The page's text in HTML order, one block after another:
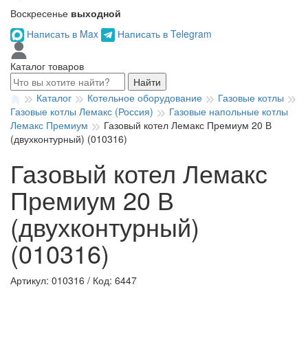
Воскресенье выходной
Написать в Max
Написать в Telegram
Каталог товаров
Найти
Каталог
Котельное оборудование
Газовые котлы
Газовые котлы Лемакс (Россия)
Газовые напольные котлы
Лемакс Премиум
Газовый котел Лемакс Премиум 20 В
(двухконтурный) (010316)
Газовый котел Лемакс
Премиум 20 В
(двухконтурный)
(010316)
Артикул: 010316 / Код: 6447